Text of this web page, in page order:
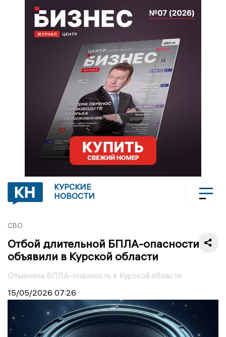
КУРСКИЕ
НОВОСТИ
СВО
Отбой длительной БПЛА-опасности
объявили в Курской области
Отменена БПЛА-опасность в Курской области
15/05/2026 07:26